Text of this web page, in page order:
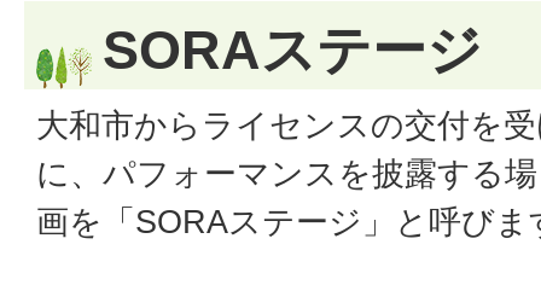
SORAステージ
大和市からライセンスの交付を
に、パフォーマンスを披露する
画を「SORAステージ」と呼びま